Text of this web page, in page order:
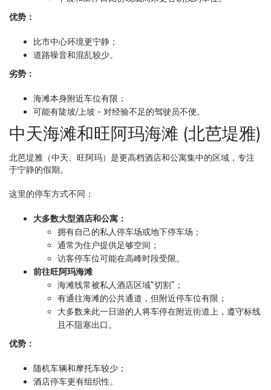
优势：
比市中心环境更宁静；
道路噪音和混乱较少。
劣势：
海滩本身附近车位有限；
可能有陡坡/上坡 - 对经验不足的驾驶员不便。
中天海滩和旺阿玛海滩 (北芭堤雅)
北芭堤雅（中天、旺阿玛）是更高档酒店和公寓集中的区域，专注
于宁静的假期。
这里的停车方式不同：
大多数大型酒店和公寓：
拥有自己的私人停车场或地下停车场；
通常为住户提供足够空间；
访客停车位可能在高峰时段受限。
前往旺阿玛海滩
海滩线常被私人酒店区域“切割”；
有通往海滩的公共通道，但附近停车位有限；
大多数来此一日游的人将车停在附近街道上，遵守标线
且不阻塞出口。
优势：
随机车辆和摩托车较少；
酒店停车更有组织性。